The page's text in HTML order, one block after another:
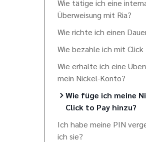
Wie tätige ich eine
Überweisung mit Ria?
Wie richte ich einen
Wie bezahle ich mit Click
Wie erhalte ich eine
mein Nickel-Konto?
Wie füge ich meine
Click to Pay hinzu?
Ich habe meine PIN
ich sie?